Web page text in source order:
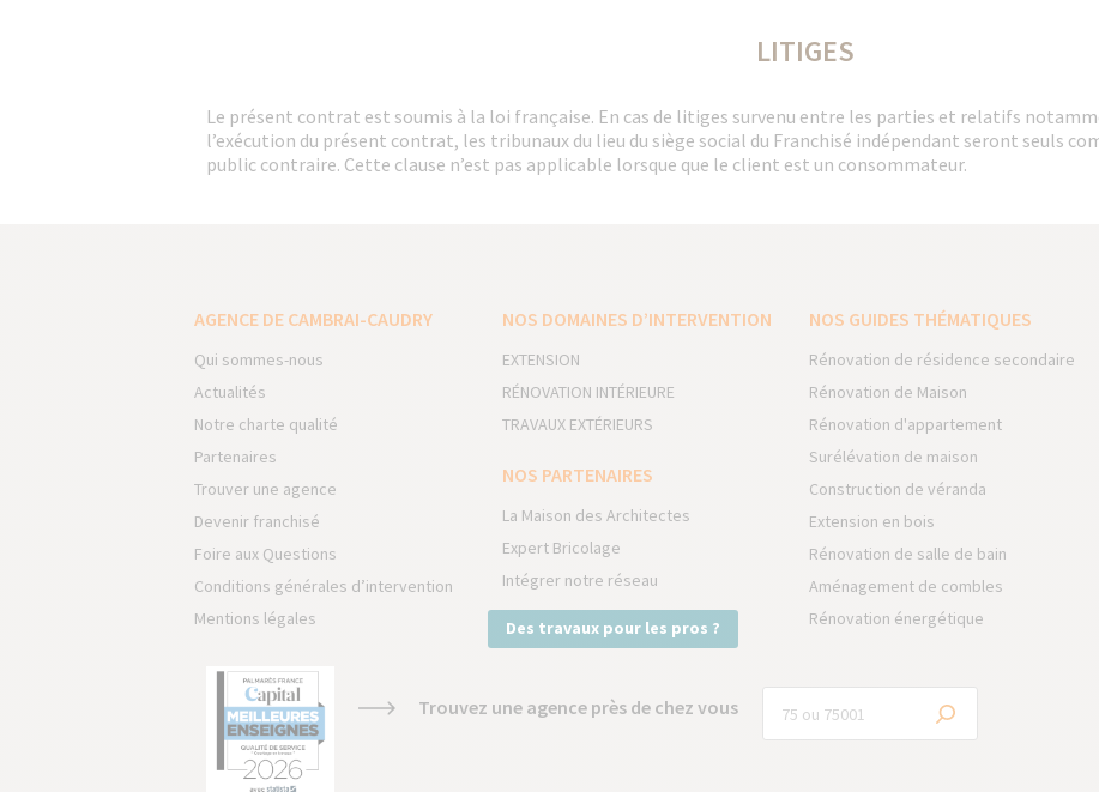
LITIGES
Le présent contrat est soumis à la loi française. En cas de litiges survenu entre les parties et relatifs
l’exécution du présent contrat, les tribunaux du lieu du siège social du Franchisé indépendant seront seuls
public contraire. Cette clause n’est pas applicable lorsque que le client est un consommateur.
AGENCE DE CAMBRAI-CAUDRY
Qui sommes-nous
Actualités
Notre charte qualité
Partenaires
Trouver une agence
Devenir franchisé
Foire aux Questions
Conditions générales d’intervention
Mentions légales
NOS DOMAINES D’INTERVENTION
EXTENSION
RÉNOVATION INTÉRIEURE
TRAVAUX EXTÉRIEURS
NOS PARTENAIRES
La Maison des Architectes
Expert Bricolage
Intégrer notre réseau
Des travaux pour les pros ?
NOS GUIDES THÉMATIQUES
Rénovation de résidence secondaire
Rénovation de Maison
Rénovation d'appartement
Surélévation de maison
Construction de véranda
Extension en bois
Rénovation de salle de bain
Aménagement de combles
Rénovation énergétique
Trouvez une agence près de chez vous